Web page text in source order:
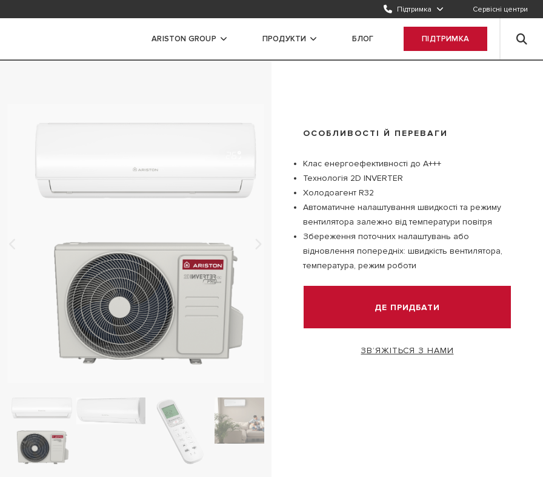
Підтримка Сервісні центри
800 300 073
ARISTON GROUP ПРОДУКТИ
КОНДЕНСАЦІЙНІ
ПОТУЖНОСТІ
БЛОГ ПІДТРИМКА
ОСОБЛИВОСТІ Й ПЕРЕВАГИ
Клас енергоефективності до А+++
Технологія 2D INVERTER
Холодоагент R32
Автоматичне налаштування швидкості та режиму
вентилятора залежно від температури повітря
Збереження поточних налаштувань або
відновлення попередніх: швидкість вентилятора,
температура, режим роботи
ДЕ ПРИДБАТИ
ЗВ’ЯЖІТЬСЯ З НАМИ